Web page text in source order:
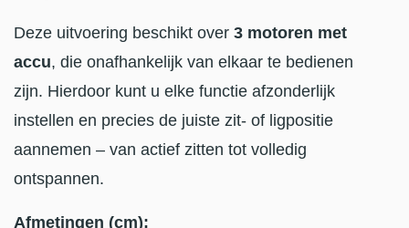
Deze uitvoering beschikt over 3 motoren met
accu, die onafhankelijk van elkaar te bedienen
zijn. Hierdoor kunt u elke functie afzonderlijk
instellen en precies de juiste zit- of ligpositie
aannemen – van actief zitten tot volledig
ontspannen.
Afmetingen (cm):